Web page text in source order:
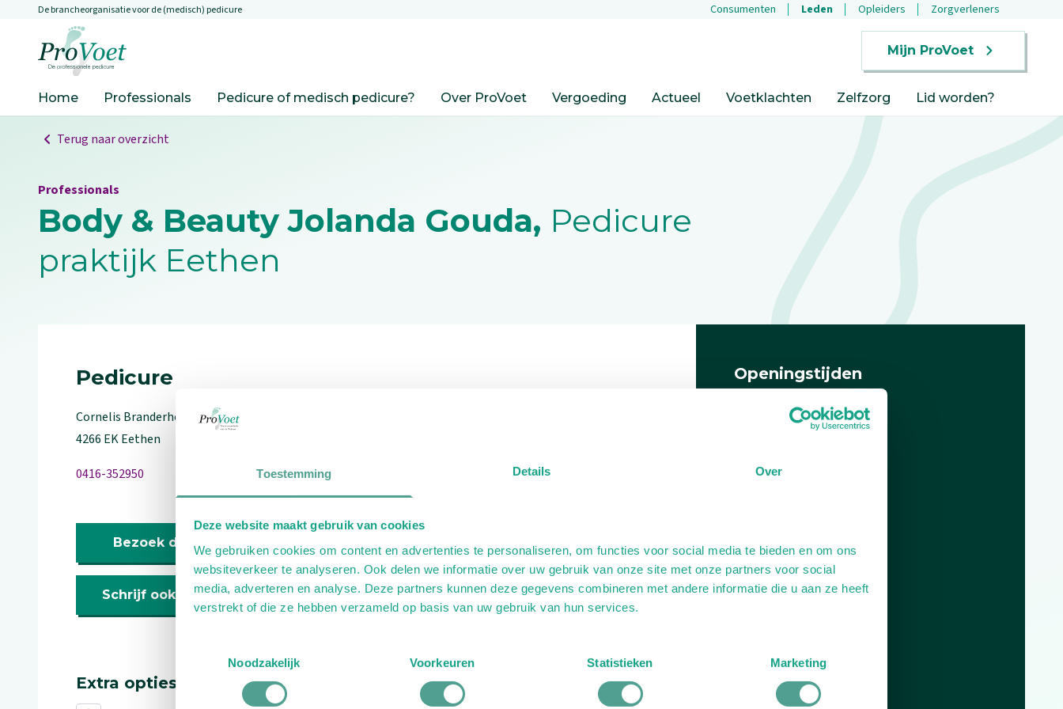
Toestemming Details Over
Deze website maakt gebruik van cookies
We gebruiken cookies om content en advertenties te personaliseren, om functies voor social media te bieden en om ons
websiteverkeer te analyseren. Ook delen we informatie over uw gebruik van onze site met onze partners voor social
media, adverteren en analyse. Deze partners kunnen deze gegevens combineren met andere informatie die u aan ze heeft
verstrekt of die ze hebben verzameld op basis van uw gebruik van hun services.
Noodzakelijk
Voorkeuren Statistieken Marketing
Overslaan en naar de inhoud gaan
De brancheorganisatie voor de (medisch) pedicure Consumenten Leden Opleiders Zorgverleners
Mijn ProVoet
Home Professionals Pedicure of medisch pedicure? Over ProVoet Vergoeding Actueel Voetklachten Zelfzorg Lid worden?
Terug naar overzicht
Professionals
Body & Beauty Jolanda Gouda, Pedicure
praktijk Eethen
Pedicure
Cornelis Branderhorststraat9
4266 EKEethen
0416-352950
Bezoek de website
Schrijf ook een review
Extra opties
Openingstijden